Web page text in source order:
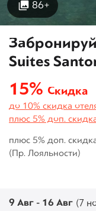
86+
Suites
15% Скидка
до 10% скидка
плюс 5% доп.
плюс 5% доп.
(Пр. Лояльности)
9 Авг - 16 Авг (7